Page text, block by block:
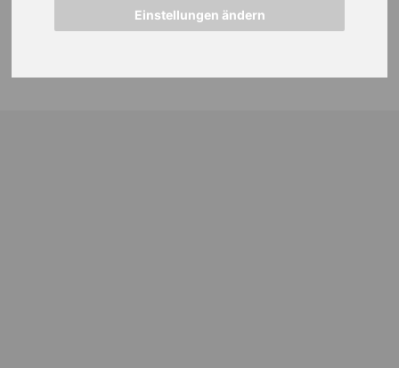
Einstellungen ändern